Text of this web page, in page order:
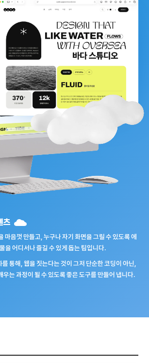
츠
마음껏 만들고, 누구나 자기 화면을 그릴 수 있도록 에
을 어디서나 즐길 수 있게 돕는 팀입니다.
통해, 웹을 짓는다는 것이 그저 단순한 코딩이 아닌,
우는 과정이 될 수 있도록 좋은 도구를 만들어 냅니다.